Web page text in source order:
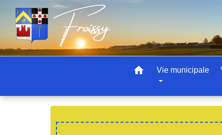
home Vie municipale